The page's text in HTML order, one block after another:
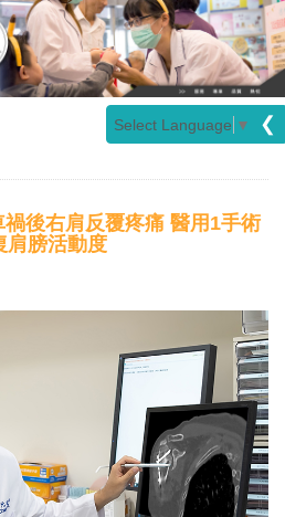
Select Language ▼ ❮
禍後右肩反覆疼痛 醫用1手術
肩膀活動度